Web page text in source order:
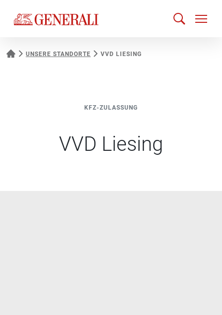
UNSERE STANDORTE VVD LIESING
KFZ-ZULASSUNG
VVD Liesing